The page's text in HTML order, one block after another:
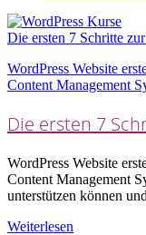
Die ersten 7 Schritte
WordPress Website
Content Management
Die ersten 7
WordPress Website
Content Management
unterstützen können
Weiterlesen